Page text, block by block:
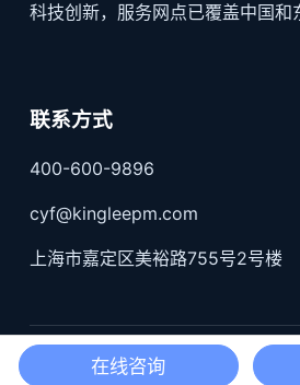
科技创新，服务网点已覆盖中国和
联系方式
400-600-9896
cyf@kingleepm.com
上海市嘉定区美裕路755号2号楼
沪公网安备31011402004519号； 沪ICP备
在线咨询